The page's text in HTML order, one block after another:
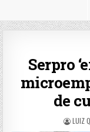
Serpro
de
LUIZ